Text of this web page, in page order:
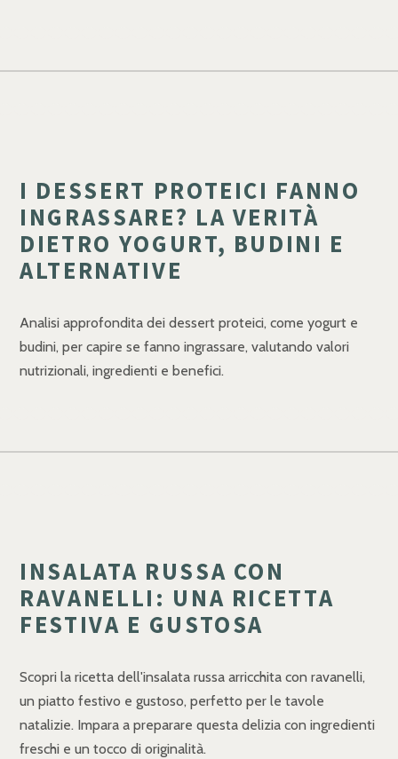
I DESSERT PROTEICI FANNO
INGRASSARE? LA VERITÀ
DIETRO YOGURT, BUDINI E
ALTERNATIVE
Analisi approfondita dei dessert proteici, come yogurt e
budini, per capire se fanno ingrassare, valutando valori
nutrizionali, ingredienti e benefici.
INSALATA RUSSA CON
RAVANELLI: UNA RICETTA
FESTIVA E GUSTOSA
Scopri la ricetta dell'insalata russa arricchita con ravanelli,
un piatto festivo e gustoso, perfetto per le tavole
natalizie. Impara a preparare questa delizia con ingredienti
freschi e un tocco di originalità.